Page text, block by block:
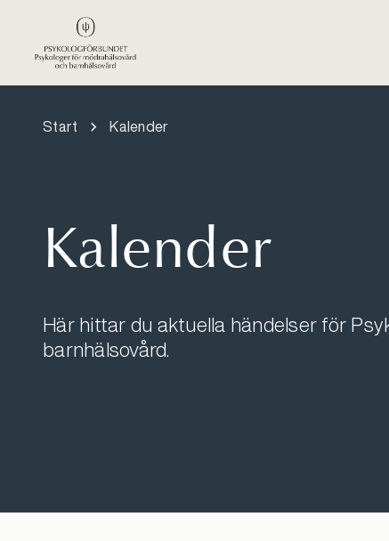
Start Kalender
Kalender
Här hittar du aktuella händelser för
barnhälsovård.